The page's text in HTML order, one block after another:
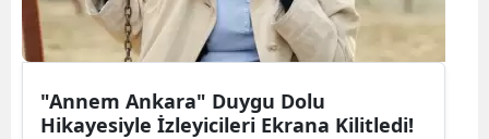
"Annem Ankara" Duygu Dolu
Hikayesiyle İzleyicileri Ekrana Kilitledi!